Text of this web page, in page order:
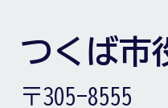
つくば市
〒305-8555